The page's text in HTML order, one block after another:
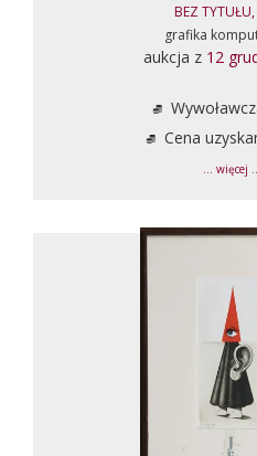
BEZ
grafika
aukcja z 12
Cena
... więcej